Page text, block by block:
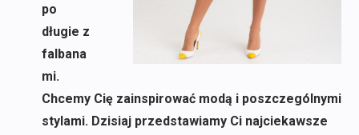
po
długie z
falbana
mi.
Chcemy Cię zainspirować modą i poszczególnymi
stylami. Dzisiaj przedstawiamy Ci najciekawsze